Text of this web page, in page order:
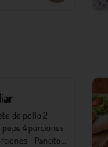
de pollo 2
pepe 4 porciones
+ Pancitos